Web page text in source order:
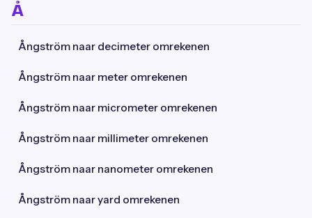
Å
Ångström naar decimeter omrekenen
Ångström naar meter omrekenen
Ångström naar micrometer omrekenen
Ångström naar millimeter omrekenen
Ångström naar nanometer omrekenen
Ångström naar yard omrekenen